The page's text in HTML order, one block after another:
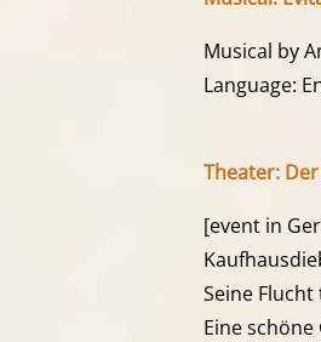
Musical by
Language:
Theater:
[event in
Seine
Eine